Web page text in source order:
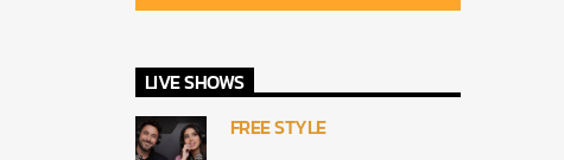
LIVE SHOWS
FREE STYLE